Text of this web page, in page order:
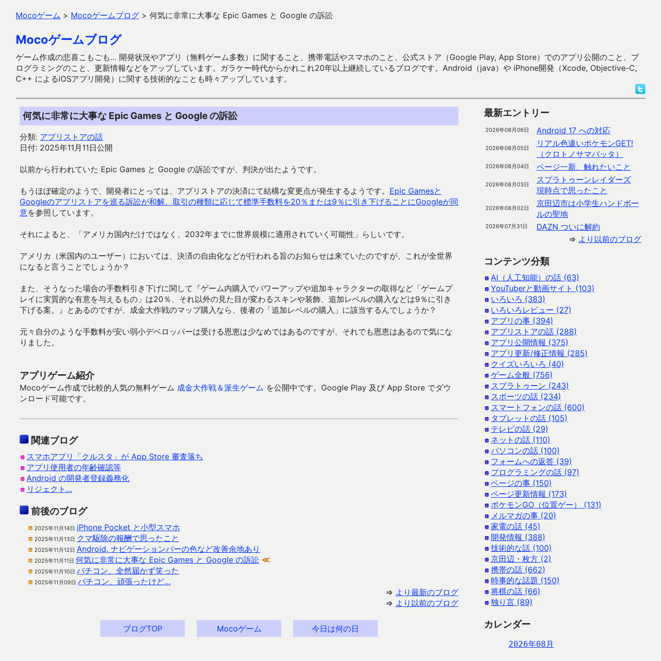
Mocoゲーム > Mocoゲームブログ > 何気に非常に大事な Epic Games と Google の訴訟
Mocoゲームブログ
ゲーム作成の悲喜こもごも… 開発状況やアプリ（無料ゲーム多数）に関すること、携帯電話やスマホのこと、公式ストア（Google Play, App Store）でのアプリ公開のこと、プ
ログラミングのこと、更新情報などをアップしています。ガラケー時代からかれこれ20年以上継続しているブログです。Android（java）や iPhone開発（Xcode, Objective-C,
C++ によるiOSアプリ開発）に関する技術的なことも時々アップしています。
何気に非常に大事な Epic Games と Google の訴訟
分類: アプリストアの話
日付: 2025年11月11日公開
以前から行われていた Epic Games と Google の訴訟ですが、判決が出たようです。
もうほぼ確定のようで、開発者にとっては、アプリストアの決済にて結構な変更点が発生するようです。 Epic Gamesと
Googleのアプリストアを巡る訴訟が和解、取引の種類に応じて標準手数料を20％または9％に引き下げることにGoogleが同
意を参照しています。
それによると、「アメリカ国内だけではなく、2032年までに世界規模に適用されていく可能性」らしいです。
アメリカ（米国内のユーザー）においては、決済の自由化などが行われる旨のお知らせは来ていたのですが、これが全世界
になると言うことでしょうか？
また、そうなった場合の手数料引き下げに関して『ゲーム内購入でパワーアップや追加キャラクターの取得など「ゲームプ
レイに実質的な有意を与えるもの」は20％、それ以外の見た目が変わるスキンや装飾、追加レベルの購入などは9％に引き
下げる案。』とあるのですが、成金大作戦のマップ購入なら、後者の「追加レベルの購入」に該当するんでしょうか？
元々自分のような手数料が安い弱小デベロッパーは受ける恩恵は少なめではあるのですが、それでも恩恵はあるので気にな
りました。
アプリゲーム紹介
Mocoゲーム作成で比較的人気の無料ゲーム 成金大作戦＆派生ゲーム を公開中です。Google Play 及び App Store でダウ
ンロード可能です。
関連ブログ
スマホアプリ「クルスタ」が App Store 審査落ち
アプリ使用者の年齢確認等
Android の開発者登録義務化
リジェクト…
前後のブログ
2025年11月14日 iPhone Pocket と小型スマホ
2025年11月13日 クマ駆除の報酬で思ったこと
2025年11月12日 Android, ナビゲーションバーの色など改善余地あり
2025年11月11日 何気に非常に大事な Epic Games と Google の訴訟 ≪
2025年11月10日 バチコン、全然届かず笑った
2025年11月09日 バチコン、頑張ったけど…
⇒ より最新のブログ
⇒ より以前のブログ
ブログTOP Mocoゲーム 今日は何の日
最新エントリー
2026年08月06日 Android 17 への対応
2026年08月05日
リアル色違いポケモンGET!
（クロトノサマバッタ）
2026年08月04日 ページ一新、触れたいこと
2026年08月03日
スプラトゥーンレイダーズ
現時点で思ったこと
2026年08月02日
京田辺市は小学生ハンドボー
ルの聖地
2026年07月31日
DAZN ついに解約
⇒ より以前のブログ
コンテンツ分類
AI（人工知能）の話 (63)
YouTuberと動画サイト (103)
いろいろ (383)
いろいろレビュー (27)
アプリの事 (394)
アプリストアの話 (288)
アプリ公開情報 (375)
アプリ更新/修正情報 (285)
クイズいろいろ (40)
ゲーム全般 (756)
スプラトゥーン (243)
スポーツの話 (234)
スマートフォンの話 (600)
タブレットの話 (105)
テレビの話 (29)
ネットの話 (110)
パソコンの話 (100)
フォームへの返答 (39)
プログラミングの話 (97)
ページの事 (150)
ページ更新情報 (173)
ポケモンGO（位置ゲー） (131)
メルマガの事 (20)
家電の話 (45)
開発情報 (388)
技術的な話 (100)
京田辺・枚方 (2)
携帯の話 (662)
時事的な話題 (150)
将棋の話 (66)
独り言 (89)
カレンダー
2026年08月